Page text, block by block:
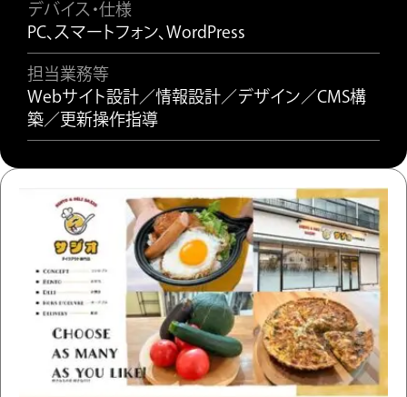
デバイス・仕様
PC、スマートフォン、WordPress
担当業務等
Webサイト設計／情報設計／デザイン／CMS構
築／更新操作指導